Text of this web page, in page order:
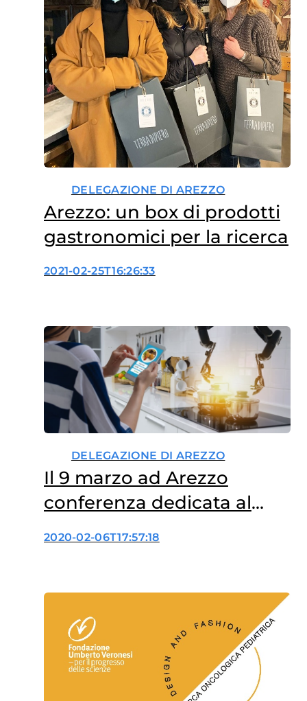
DELEGAZIONE DI AREZZO
Arezzo: un box di prodotti
gastronomici per la ricerca
2021-02-25T16:26:33
DELEGAZIONE DI AREZZO
Il 9 marzo ad Arezzo
conferenza dedicata al
cibo del futuro (RINVIATO)
2020-02-06T17:57:18